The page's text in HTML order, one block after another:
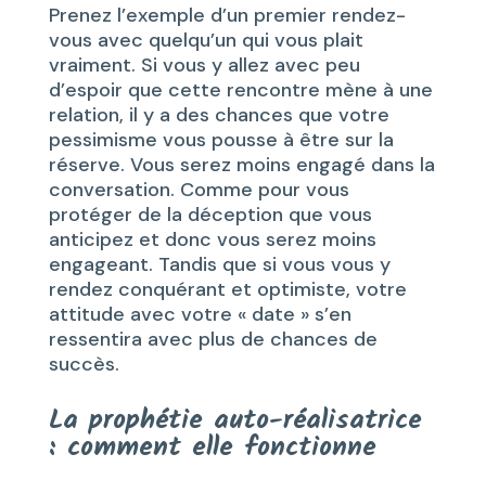
Prenez l’exemple d’un premier rendez-
vous avec quelqu’un qui vous plait
vraiment. Si vous y allez avec peu
d’espoir que cette rencontre mène à une
relation, il y a des chances que votre
pessimisme vous pousse à être sur la
réserve. Vous serez moins engagé dans la
conversation. Comme pour vous
protéger de la déception que vous
anticipez et donc vous serez moins
engageant. Tandis que si vous vous y
rendez conquérant et optimiste, votre
attitude avec votre « date » s’en
ressentira avec plus de chances de
succès.
La prophétie auto-réalisatrice
: comment elle fonctionne